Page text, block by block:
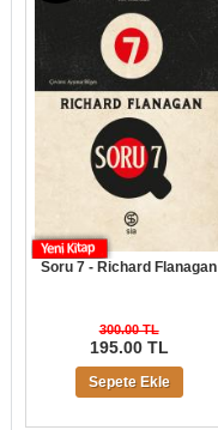
Soru 7 - Richard Flanagan
300.00 TL
195.00 TL
Sepete Ekle